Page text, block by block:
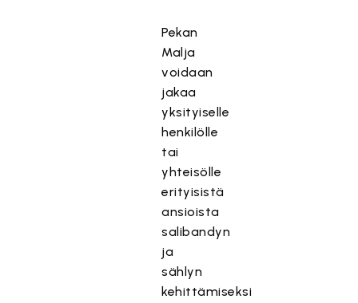
Pekan
Malja
voidaan
jakaa
yksityiselle
henkilölle
tai
yhteisölle
erityisistä
ansioista
salibandyn
ja
sählyn
kehittämiseksi